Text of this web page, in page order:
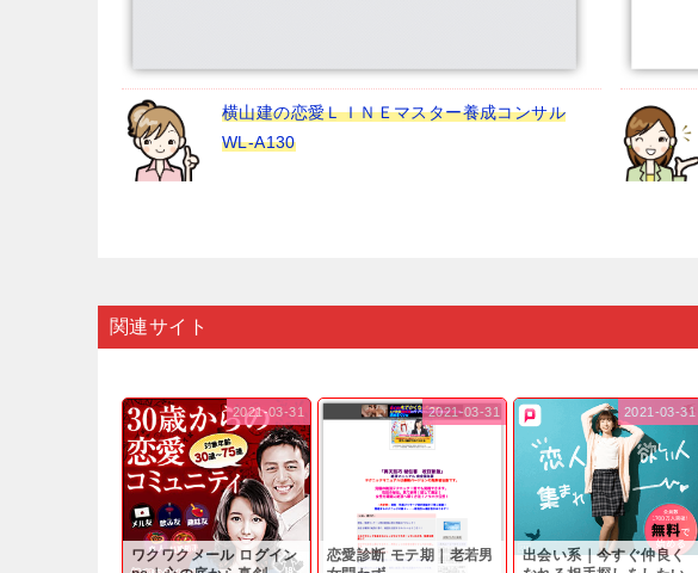
横山建の恋愛ＬＩＮＥマスター養成コンサル
WL-A130
関連サイト
ワクワクメール ログイン
2021-03-31
恋愛診断 モテ期｜老若男
2021-03-31
出会い系｜今すぐ仲良く
2021-03-31